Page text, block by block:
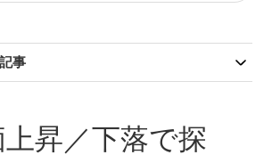
事
昇／下落で探